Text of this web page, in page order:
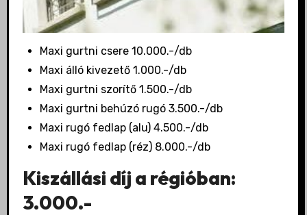
Maxi gurtni csere 10.000.-/db
Maxi álló kivezető 1.000.-/db
Maxi gurtni szorítő 1.500.-/db
Maxi gurtni behúzó rugó 3.500.-/db
Maxi rugó fedlap (alu) 4.500.-/db
Maxi rugó fedlap (réz) 8.000.-/db
Kiszállási díj a régióban:
3.000.-